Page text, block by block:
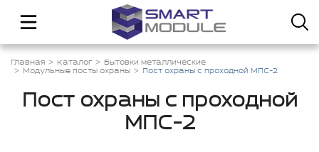
Главная Каталог
Бытовки металлические
Модульные посты охраны
Пост охраны с проходной МПС-2
Пост охраны с проходной
МПС-2